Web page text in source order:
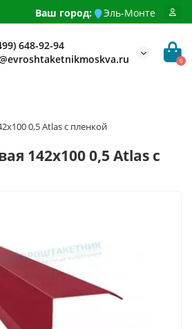
Ваш город: Эль-Монте
648-92-94
0
0,5 Atlas с пленкой
142х100 0,5 Atlas с